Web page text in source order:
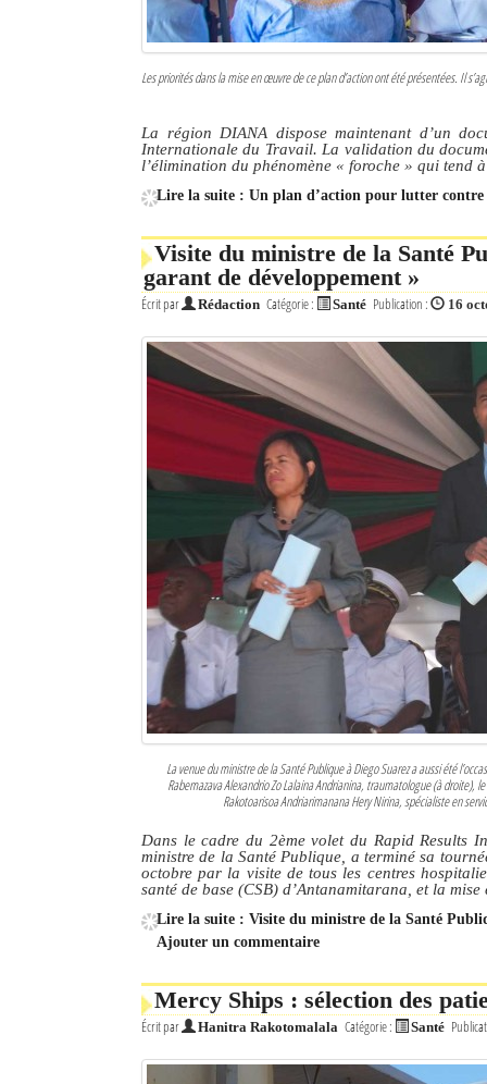
Les priorités dans la mise en œuvre de ce plan d’action ont été présentées. Il
La région DIANA dispose maintenant d’un
Internationale du Travail. La validation du
l’élimination du phénomène « foroche » qui tend
Lire la suite : Un plan d’action pour lutter contre
Visite du ministre de la Santé
garant de développement »
Écrit par Rédaction Catégorie : Santé Publication : 16
La venue du ministre de la Santé Publique à Diego Suarez a aussi été
Rabemazava Alexandrio Zo Lalaina Andrianina, traumatologue (à droite),
Rakotoarisoa Andriarimanana Hery Nirina, spécialiste en
Dans le cadre du 2ème volet du Rapid Results
ministre de la Santé Publique, a terminé sa
octobre par la visite de tous les centres
santé de base (CSB) d’Antanamitarana, et la
Lire la suite : Visite du ministre de la Santé
Ajouter un commentaire
Mercy Ships : sélection des
Écrit par Hanitra Rakotomalala Catégorie : Santé